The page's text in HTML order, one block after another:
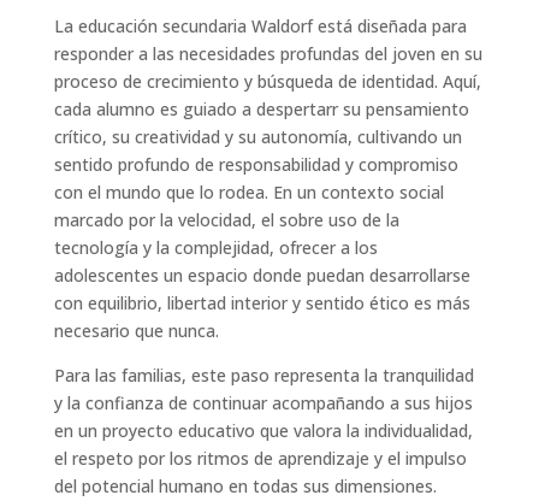
La educación secundaria Waldorf está diseñada para
responder a las necesidades profundas del joven en su
proceso de crecimiento y búsqueda de identidad. Aquí,
cada alumno es guiado a despertarr su pensamiento
crítico, su creatividad y su autonomía, cultivando un
sentido profundo de responsabilidad y compromiso
con el mundo que lo rodea. En un contexto social
marcado por la velocidad, el sobre uso de la
tecnología y la complejidad, ofrecer a los
adolescentes un espacio donde puedan desarrollarse
con equilibrio, libertad interior y sentido ético es más
necesario que nunca.
Para las familias, este paso representa la tranquilidad
y la confianza de continuar acompañando a sus hijos
en un proyecto educativo que valora la individualidad,
el respeto por los ritmos de aprendizaje y el impulso
del potencial humano en todas sus dimensiones.